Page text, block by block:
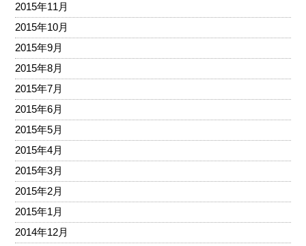
2015年11月
2015年10月
2015年9月
2015年8月
2015年7月
2015年6月
2015年5月
2015年4月
2015年3月
2015年2月
2015年1月
2014年12月